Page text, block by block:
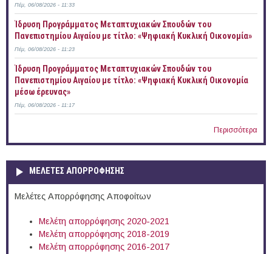
Πέμ, 06/08/2026 - 11:33
Ίδρυση Προγράμματος Μεταπτυχιακών Σπουδών του
Πανεπιστημίου Αιγαίου με τίτλο: «Ψηφιακή Κυκλική Οικονομία»
Πέμ, 06/08/2026 - 11:23
Ίδρυση Προγράμματος Μεταπτυχιακών Σπουδών του
Πανεπιστημίου Αιγαίου με τίτλο: «Ψηφιακή Κυκλική Οικονομία
μέσω έρευνας»
Πέμ, 06/08/2026 - 11:17
Περισσότερα
ΜΕΛΕΤΕΣ ΑΠΟΡΡΟΦΗΣΗΣ
Μελέτες Απορρόφησης Αποφοίτων
Μελέτη απορρόφησης 2020-2021
Μελέτη απορρόφησης 2018-2019
Μελέτη απορρόφησης 2016-2017